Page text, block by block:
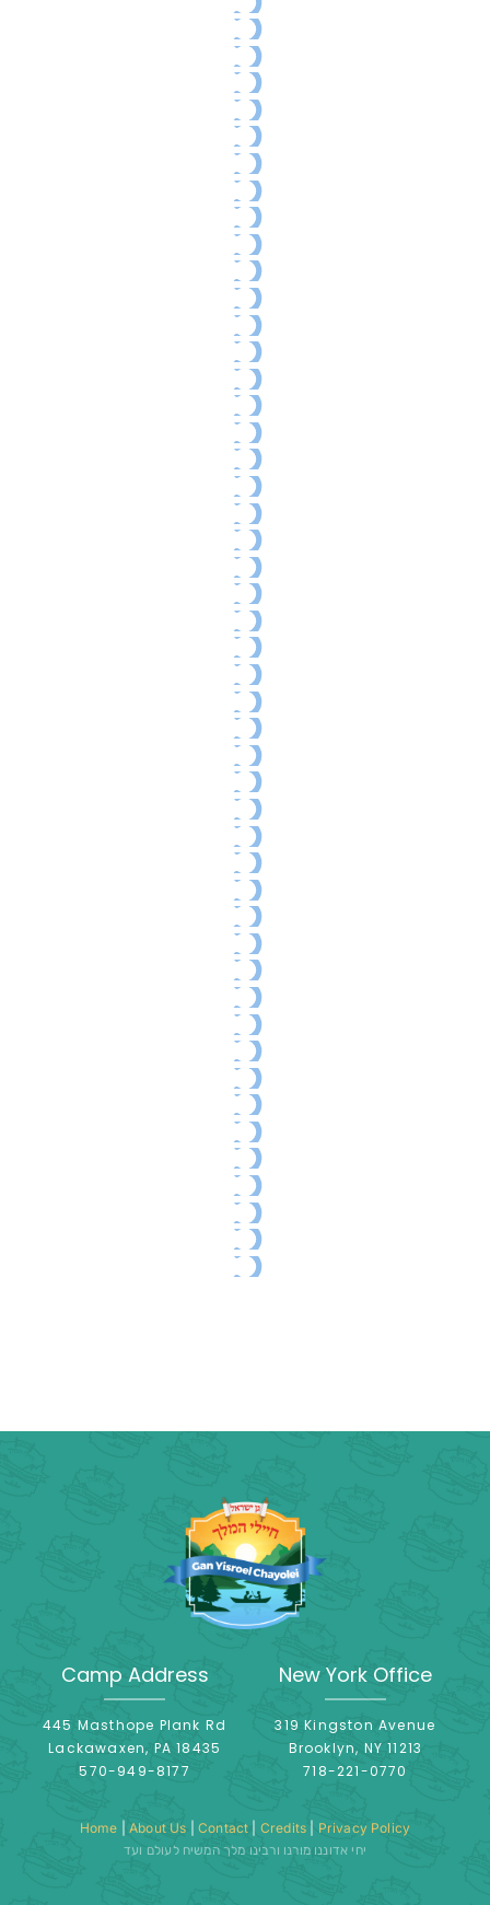
Camp Address
445 Masthope Plank Rd
Lackawaxen, PA 18435
570-949-8177
New York Office
319 Kingston Avenue
Brooklyn, NY 11213
718-221-0770
Home |About Us |Contact Credits Privacy Policy
יחי אדוננו מורנו ורבינו מלך המשיח לעולם ועד